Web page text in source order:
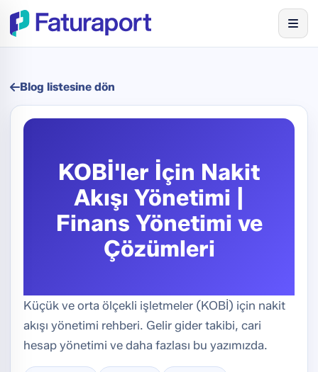
Blog listesine dön
KOBİ'ler İçin Nakit
Akışı Yönetimi |
Finans Yönetimi ve
Çözümleri
Küçük ve orta ölçekli işletmeler (KOBİ) için nakit
akışı yönetimi rehberi. Gelir gider takibi, cari
hesap yönetimi ve daha fazlası bu yazımızda.